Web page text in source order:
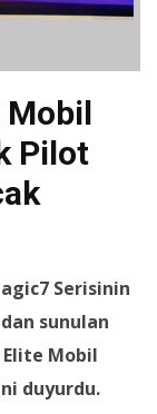
Mobil
Pilot
Serisinin
sunulan
Mobil
duyurdu.